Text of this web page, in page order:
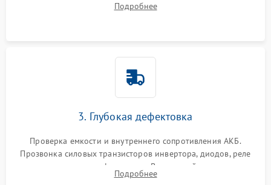
и кистей для предотвращения перегрева и замыканий.
Подробнее
3. Глубокая дефектовка
Проверка емкости и внутреннего сопротивления АКБ.
Прозвонка силовых транзисторов инвертора, диодов, реле
переключения и трансформатора. Визуальный поиск вздутых
конденсаторов и прогаров на печатной плате.
Подробнее